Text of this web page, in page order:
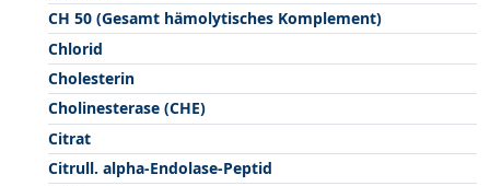
CH 50 (Gesamt hämolytisches Komplement)
Chlorid
Cholesterin
Cholinesterase (CHE)
Citrat
Citrull. alpha-Endolase-Peptid